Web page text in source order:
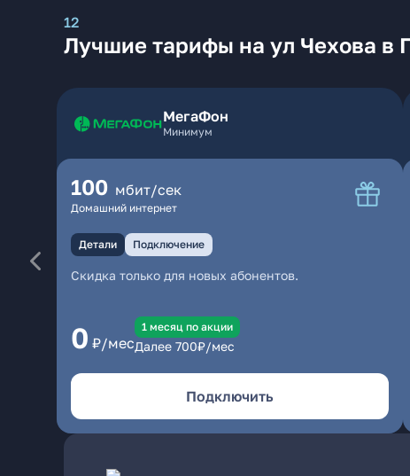
12
Лучшие тарифы на ул Чехова в
МегаФон
Минимум
100 мбит/сек
Домашний интернет
Детали Подключение
Скидка только для новых абонентов.
0 ₽/мес
1 месяц по акции
Далее 700₽/мес
Подключить